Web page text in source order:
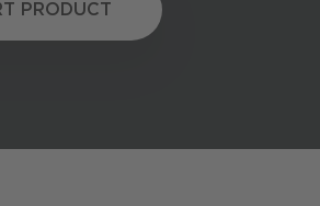
PRODUCT
PRODUCT